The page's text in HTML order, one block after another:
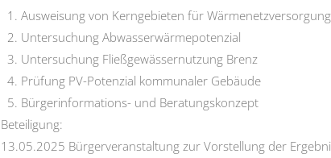
1. Ausweisung von Kerngebieten für Wärmenetzversorgung
2. Untersuchung Abwasserwärmepotenzial
3. Untersuchung Fließgewässernutzung Brenz
4. Prüfung PV-Potenzial kommunaler Gebäude
5. Bürgerinformations- und Beratungskonzept
Beteiligung:
13.05.2025 Bürgerveranstaltung zur Vorstellung der